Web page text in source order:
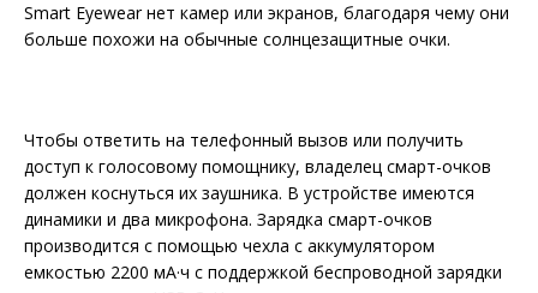
Smart Eyewear нет камер или экранов, благодаря чему они
больше похожи на обычные солнцезащитные очки.
Чтобы ответить на телефонный вызов или получить
доступ к голосовому помощнику, владелец смарт-очков
должен коснуться их заушника. В устройстве имеются
динамики и два микрофона. Зарядка смарт-очков
производится с помощью чехла с аккумулятором
емкостью 2200 мА·ч с поддержкой беспроводной зарядки